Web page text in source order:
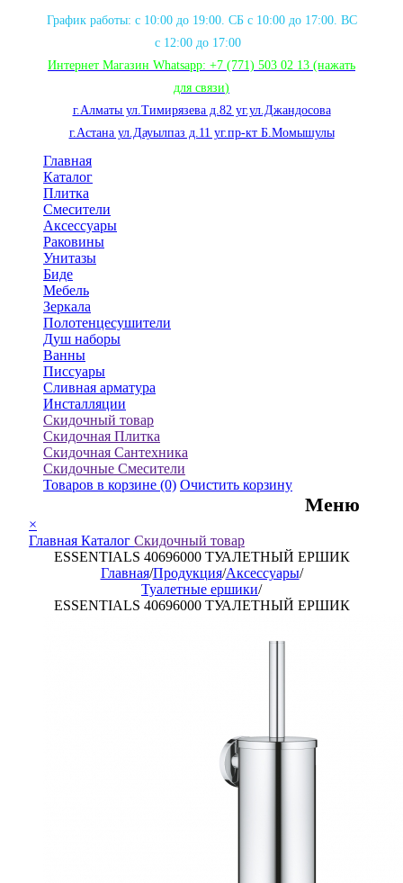
График работы: с 10:00 до 19:00. СБ с 10:00 до 17:00. ВС
с 12:00 до 17:00
Интернет Магазин Whatsapp: +7 (771) 503 02 13 (нажать
для связи)
г.Алматы ул.Тимирязева д.82 уг.ул.Джандосова
г.Астана ул.Дауылпаз д.11 уг.пр-кт Б.Момышулы
Главная
Каталог
Плитка
Смесители
Аксессуары
Раковины
Унитазы
Биде
Мебель
Зеркала
Полотенцесушители
Душ наборы
Ванны
Писсуары
Сливная арматура
Инсталляции
Скидочный товар
Скидочная Плитка
Скидочная Сантехника
Скидочные Смесители
Товаров в корзине (0) Очистить корзину
Меню
×
Главная Каталог Скидочный товар
ESSENTIALS 40696000 ТУАЛЕТНЫЙ ЕРШИК
Главная/Продукция/Аксессуары/
Туалетные ершики/
ESSENTIALS 40696000 ТУАЛЕТНЫЙ ЕРШИК